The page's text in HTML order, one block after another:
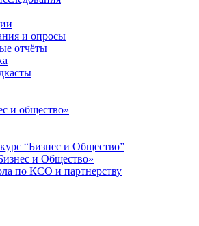
и опросы
отчёты
и общество»
“Бизнес и Общество”
и Общество»
по КСО и партнерству